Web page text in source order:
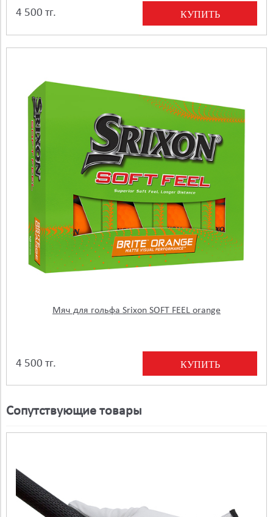
4 500 тг. КУПИТЬ
Мяч для гольфа Srixon SOFT FEEL orange
4 500 тг. КУПИТЬ
Сопутствующие товары